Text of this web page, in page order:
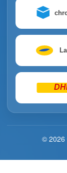
© 2026